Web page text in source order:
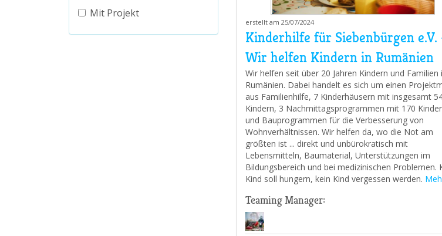
Mit Projekt
erstellt am 25/07/2024
Kinderhilfe für Siebenbürgen e.V.
Wir helfen Kindern in Rumänien
Wir helfen seit über 20 Jahren Kindern und Familien
Rumänien. Dabei handelt es sich um einen
aus Familienhilfe, 7 Kinderhäusern mit insgesamt
Kindern, 3 Nachmittagsprogrammen mit 170
und Bauprogrammen für die Verbesserung von
Wohnverhältnissen. Wir helfen da, wo die Not am
größten ist ... direkt und unbürokratisch mit
Lebensmitteln, Baumaterial, Unterstützungen im
Bildungsbereich und bei medizinischen Problemen.
Kind soll hungern, kein Kind vergessen werden.
Teaming Manager: